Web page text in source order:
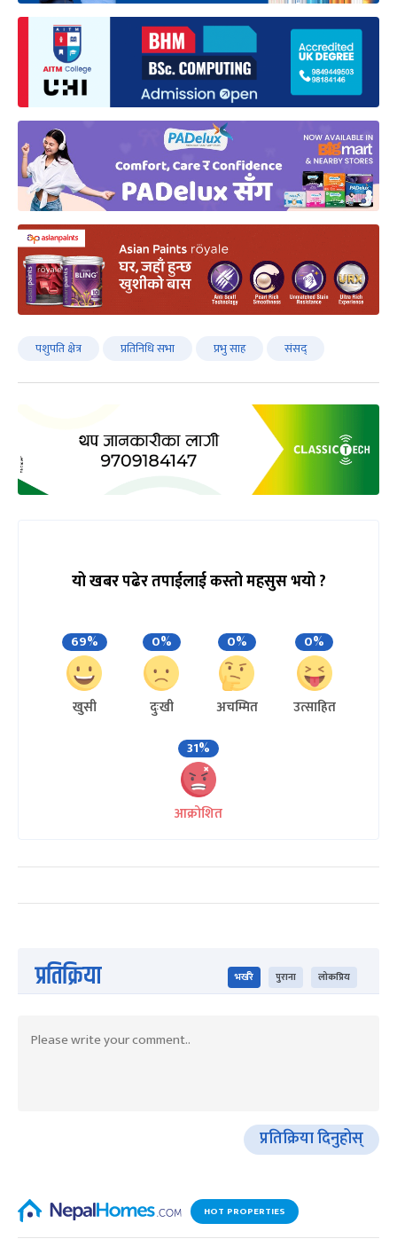
पशुपति क्षेत्र प्रतिनिधि सभा प्रभु साह संसद्
यो खबर पढेर तपाईलाई कस्तो महसुस भयो ?
69%
खुसी
0%
दुःखी
0%
अचम्मित
0%
उत्साहित
31%
आक्रोशित
प्रतिक्रिया भर्खरै पुराना लोकप्रिय
प्रतिक्रिया दिनुहोस्
HOT PROPERTIES